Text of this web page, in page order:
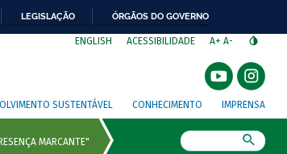
LEGISLAÇÃO ÓRGÃOS DO GOVERNO
ENGLISH ACESSIBILIDADE A+ A-
SUSTENTÁVEL CONHECIMENTO IMPRENSA